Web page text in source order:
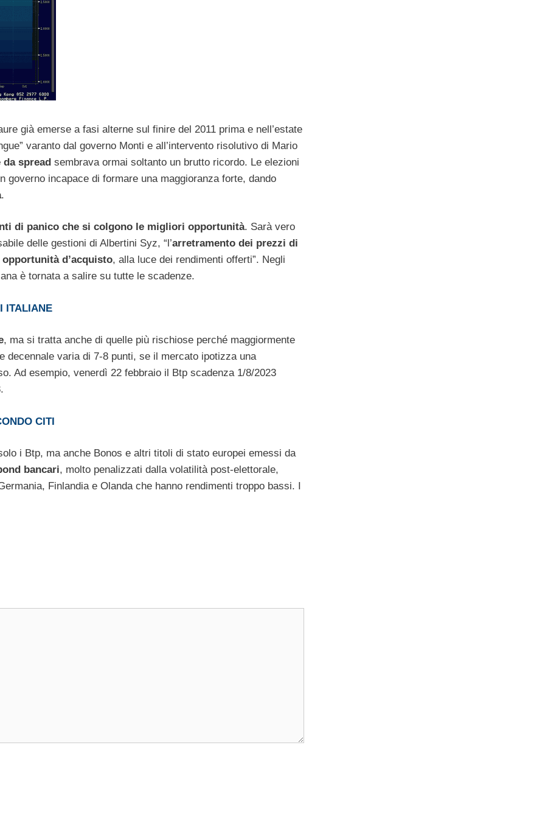
già emerse a fasi alterne sul finire del 2011 prima e nell’estate
varanto dal governo Monti e all’intervento risolutivo di Mario
da spread sembrava ormai soltanto un brutto ricordo. Le elezioni
governo incapace di formare una maggioranza forte, dando
.
di panico che si colgono le migliori opportunità. Sarà vero
delle gestioni di Albertini Syz, “l’arretramento dei prezzi di
d’acquisto, alla luce dei rendimenti offerti”. Negli
è tornata a salire su tutte le scadenze.
ITALIANE
, ma si tratta anche di quelle più rischiose perché maggiormente
decennale varia di 7-8 punti, se il mercato ipotizza una
Ad esempio, venerdì 22 febbraio il Btp scadenza 1/8/2023
CITI
i Btp, ma anche Bonos e altri titoli di stato europei emessi da
bancari, molto penalizzati dalla volatilità post-elettorale,
Finlandia e Olanda che hanno rendimenti troppo bassi. I